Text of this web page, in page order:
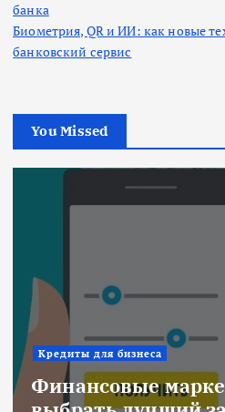
банка
Биометрия, QR и ИИ: как новые
банковский сервис
You Missed
Кредиты для бизнеса
Финансовые